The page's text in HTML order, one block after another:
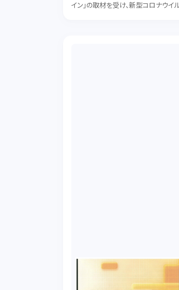
イン」の取材を受け、新型コロナウイ